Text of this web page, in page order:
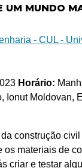
MUNDO
- CUL -
Horário:
Ionut Moldovan,
construção
os materiais de
criar e testar